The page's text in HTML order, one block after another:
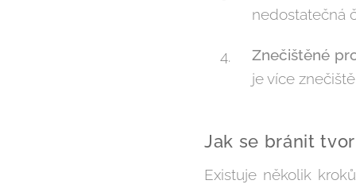
nedostatečná
Znečištěné
je více
Jak se bránit
Existuje několik